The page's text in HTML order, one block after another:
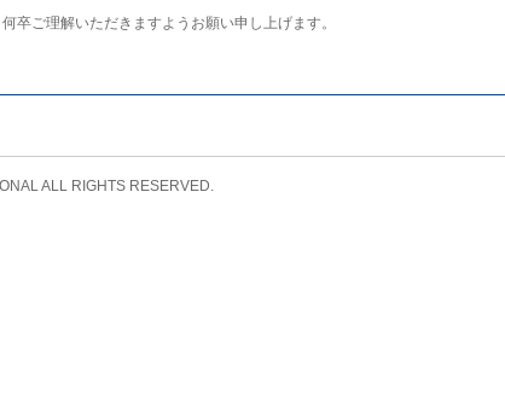
卒ご理解いただきますようお願い申し上げます。